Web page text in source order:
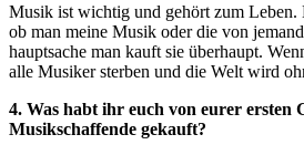
Musik ist wichtig und gehört zum Leben.
ob man meine Musik oder die von
hauptsache man kauft sie überhaupt.
alle Musiker sterben und die Welt wird
4. Was habt ihr euch von eurer ersten
Musikschaffende gekauft?